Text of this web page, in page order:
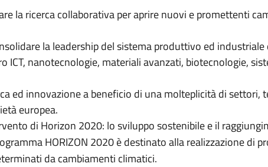
la ricerca collaborativa per aprire nuovi e promettenti
la leadership del sistema produttivo ed
ICT, nanotecnologie, materiali avanzati, biotecnologie,
ed innovazione a beneficio di una molteplicità di
europea.
di Horizon 2020: lo sviluppo sostenibile e il
HORIZON 2020 è destinato alla realizzazione di
da cambiamenti climatici.